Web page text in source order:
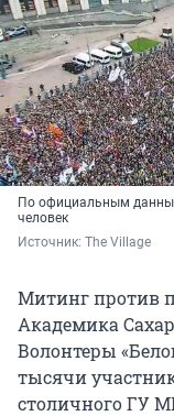
По официальным
человек
Источник: The Village
Митинг против
Академика
Волонтеры
тысячи
столичного ГУ